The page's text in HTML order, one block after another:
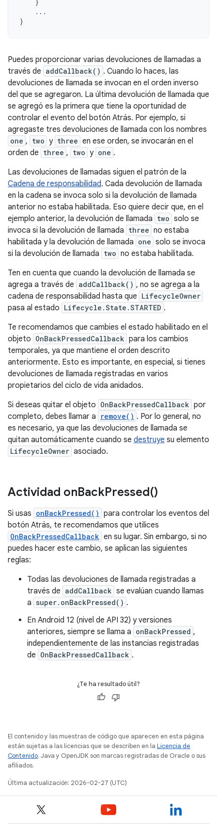
...
}
Puedes proporcionar varias devoluciones de llamadas a
través de addCallback() . Cuando lo haces, las
devoluciones de llamada se invocan en el orden inverso
del que se agregaron. La última devolución de llamada que
se agregó es la primera que tiene la oportunidad de
controlar el evento del botón Atrás. Por ejemplo, si
agregaste tres devoluciones de llamada con los nombres
one , two y three en ese orden, se invocarán en el
orden de three , two y one .
Las devoluciones de llamadas siguen el patrón de la
Cadena de responsabilidad. Cada devolución de llamada
en la cadena se invoca solo si la devolución de llamada
anterior no estaba habilitada. Eso quiere decir que, en el
ejemplo anterior, la devolución de llamada two solo se
invoca si la devolución de llamada three no estaba
habilitada y la devolución de llamada one solo se invoca
si la devolución de llamada two no estaba habilitada.
Ten en cuenta que cuando la devolución de llamada se
agrega a través de addCallback() , no se agrega a la
cadena de responsabilidad hasta que LifecycleOwner
pasa al estado Lifecycle.State.STARTED .
Te recomendamos que cambies el estado habilitado en el
objeto OnBackPressedCallback para los cambios
temporales, ya que mantiene el orden descrito
anteriormente. Esto es importante, en especial, si tienes
devoluciones de llamada registradas en varios
propietarios del ciclo de vida anidados.
Si deseas quitar el objeto OnBackPressedCallback por
completo, debes llamar a
remove() . Por lo general, no
es necesario, ya que las devoluciones de llamada se
quitan automáticamente cuando se destruye su elemento
LifecycleOwner asociado.
Actividad onBackPressed()
Si usas onBackPressed() para controlar los eventos del
botón Atrás, te recomendamos que utilices
OnBackPressedCallback en su lugar. Sin embargo, si no
puedes hacer este cambio, se aplican las siguientes
reglas:
Todas las devoluciones de llamada registradas a
través de addCallback se evalúan cuando llamas
a super.onBackPressed() .
En Android 12 (nivel de API 32) y versiones
anteriores, siempre se llama a onBackPressed ,
independientemente de las instancias registradas
de OnBackPressedCallback .
¿Te ha resultado útil?
El contenido y las muestras de código que aparecen en esta página
están sujetas a las licencias que se describen en la Licencia de
Contenido. Java y OpenJDK son marcas registradas de Oracle o sus
afiliados.
Última actualización: 2026-02-27 (UTC)